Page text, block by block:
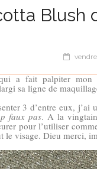
Blush
a fait palpiter mon
sa ligne de
3 d’entre eux,
faux pas. A la
pour l’utiliser
le visage. Dieu merci,